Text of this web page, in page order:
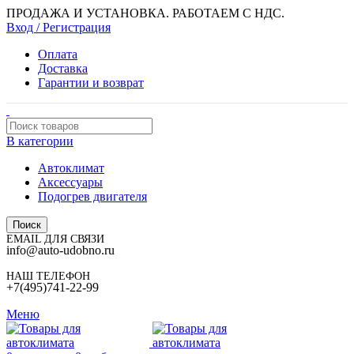
ПРОДАЖА И УСТАНОВКА. РАБОТАЕМ С НДС.
Вход / Регистрация
Оплата
Доставка
Гарантии и возврат
В категории
Автоклимат
Аксессуары
Подогрев двигателя
Поиск
EMAIL ДЛЯ СВЯЗИ
info@auto-udobno.ru
НАШ ТЕЛЕФОН
+7(495)741-22-99
Меню